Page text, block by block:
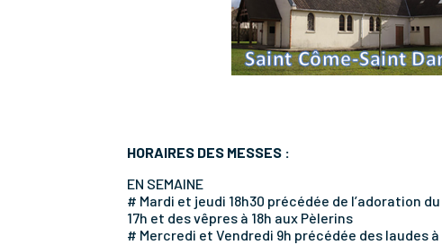
HORAIRES DES MESSES :
EN SEMAINE
# Mardi et jeudi 18h30 précédée de l’adoration
17h et des vêpres à 18h aux Pèlerins
# Mercredi et Vendredi 9h précédée des laudes